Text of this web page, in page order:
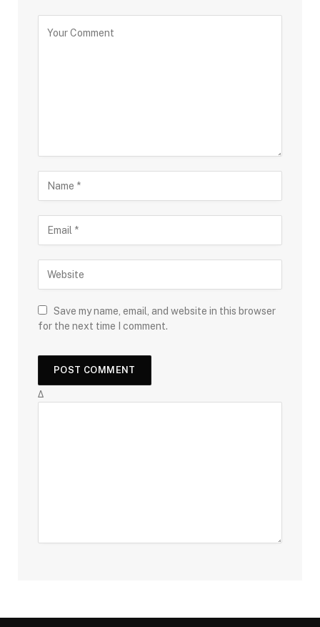
Save my name, email, and website in this browser
for the next time I comment.
Δ